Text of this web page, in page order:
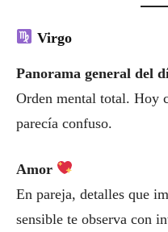
Virgo
Panorama general del
Orden mental total. Hoy
parecía confuso.
Amor
En pareja, detalles que
sensible te observa con